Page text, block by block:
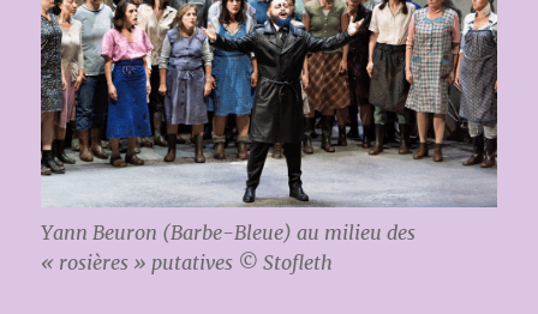
Yann Beuron (Barbe-Bleue) au milieu des
« rosières » putatives © Stofleth